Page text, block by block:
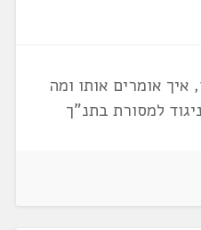
אומרים אותו ומה
למסורת בתנ"ך